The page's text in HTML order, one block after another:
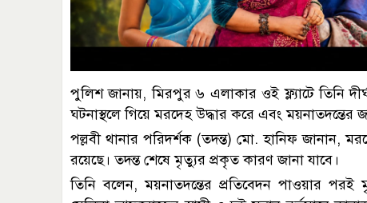
পুলিশ জানায়, মিরপুর ৬ এলাকার ওই ফ্ল্যাটে তিনি
ঘটনাস্থলে গিয়ে মরদেহ উদ্ধার করে এবং ময়নাতদন্তের
পল্লবী থানার পরিদর্শক (তদন্ত) মো. হানিফ জানান,
রয়েছে। তদন্ত শেষে মৃত্যুর প্রকৃত কারণ জানা যাবে।
তিনি বলেন, ময়নাতদন্তের প্রতিবেদন পাওয়ার পরই